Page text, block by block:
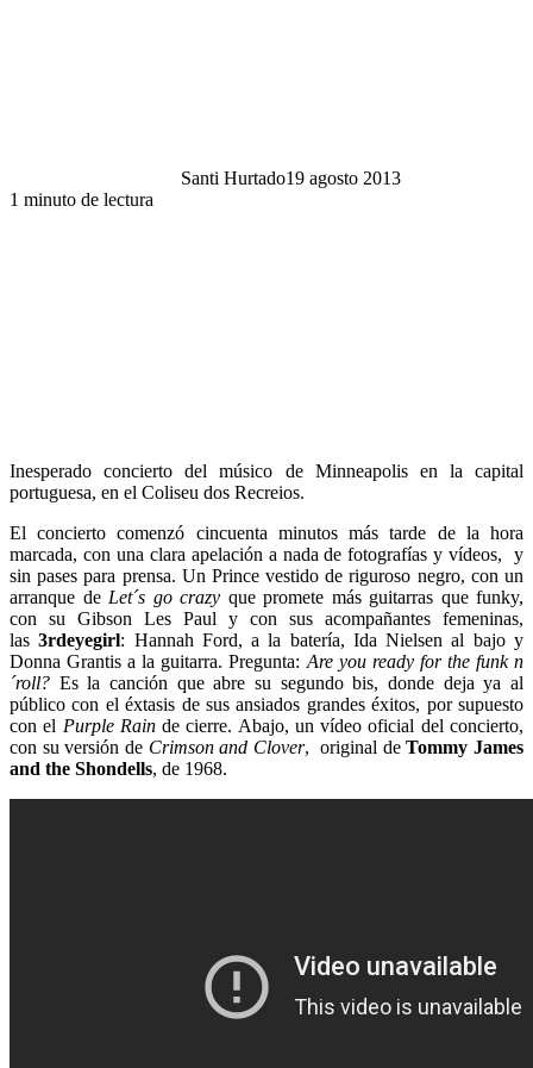
Santi Hurtado19 agosto 2013
1 minuto de lectura
Inesperado concierto del músico de Minneapolis en la capital
portuguesa, en el Coliseu dos Recreios.
El concierto comenzó cincuenta minutos más tarde de la hora
marcada, con una clara apelación a nada de fotografías y vídeos, y
sin pases para prensa. Un Prince vestido de riguroso negro, con un
arranque de Let´s go crazy que promete más guitarras que funky,
con su Gibson Les Paul y con sus acompañantes femeninas,
las3rdeyegirl: Hannah Ford, a la batería, Ida Nielsen al bajo y
Donna Grantis a la guitarra. Pregunta: Are you ready for the funk n
´roll? Es la canción que abre su segundo bis, donde deja ya al
público con el éxtasis de sus ansiados grandes éxitos, por supuesto
con el Purple Rainde cierre. Abajo, un vídeo oficial del concierto,
con su versión deCrimson and Clover, original deTommy James
and the Shondells, de 1968.